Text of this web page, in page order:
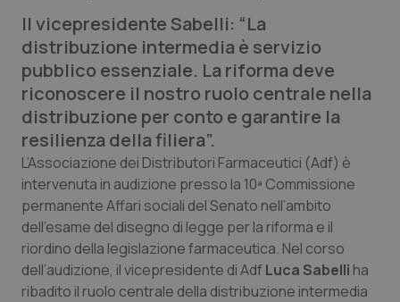
QS Pro
Professionisti Sanitari.AI
Abruzzo
Basilicata
Calabria
Campania
QS Pro Gold
Artrite & artrosi
Asma & BPCO
Car-T
QS Club Newsletter
Il vicepresidente Sabelli: “La
distribuzione intermedia è servizio
pubblico essenziale. La riforma deve
riconoscere il nostro ruolo centrale nella
distribuzione per conto e garantire la
resilienza della filiera”.
L’Associazione dei Distributori Farmaceutici (Adf) è
intervenuta in audizione presso la 10ª Commissione
permanente Affari sociali del Senato nell’ambito
dell’esame del disegno di legge per la riforma e il
riordino della legislazione farmaceutica. Nel corso
dell’audizione, il vicepresidente di Adf Luca Sabelli ha
ribadito il ruolo centrale della distribuzione intermedia